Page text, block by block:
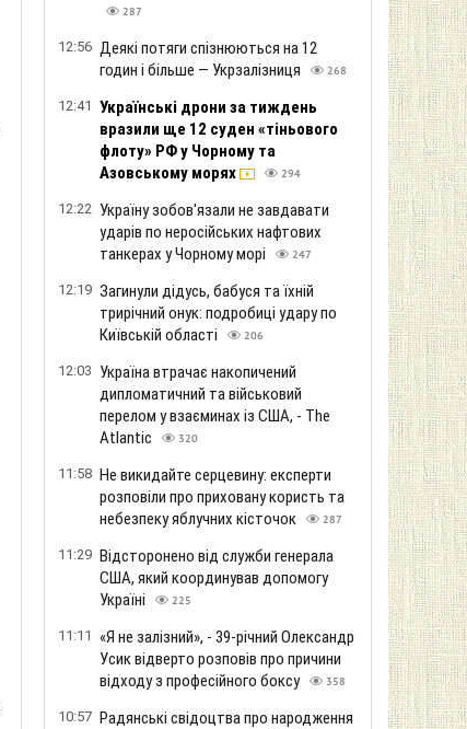
287
12:56 Деякі потяги спізнюються на 12
годин і більше — Укрзалізниця
268
12:41 Українські дрони за тиждень
вразили ще 12 суден «тіньового
флоту» РФ у Чорному та
Азовському морях
294
12:22 Україну зобов'язали не завдавати
ударів по неросійських нафтових
танкерах у Чорному морі
247
12:19 Загинули дідусь, бабуся та їхній
трирічний онук: подробиці удару по
Київській області
206
12:03 Україна втрачає накопичений
дипломатичний та військовий
перелом у взаєминах із США, - The
Atlantic
320
11:58 Не викидайте серцевину: експерти
розповіли про приховану користь та
небезпеку яблучних кісточок
287
11:29 Відсторонено від служби генерала
США, який координував допомогу
Україні
225
11:11
«Я не залізний», - 39-річний Олександр
Усик відверто розповів про причини
відходу з професійного боксу
358
10:57 Радянські свідоцтва про народження